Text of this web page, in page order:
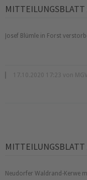
Josef Blümle in Forst
17.10.2020 17:23 von
Neudorfer Waldrand-Kerwe